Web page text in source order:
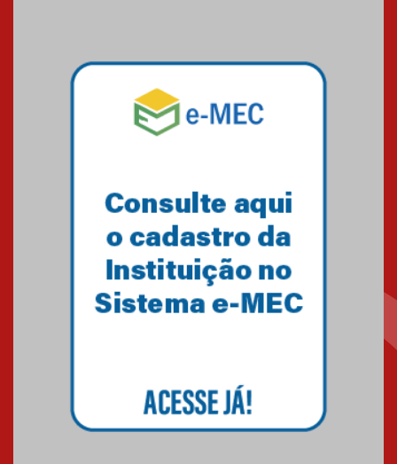
07.11.2024
Equipe de saltos ornamentais
do Mackenzie Brasília
Gravação do projeto “Mais de
31 mil vozes com a Palavra” é
realizado no Colégio
Mackenzie Brasília
25.10.2024
Brasília conquistam medalhas
em importantes competições
de Matemática
04.10.2024